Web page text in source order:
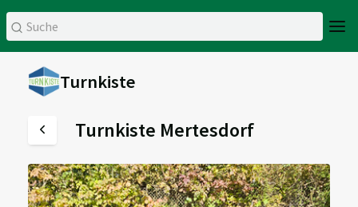
Turnkiste
Turnkiste Mertesdorf